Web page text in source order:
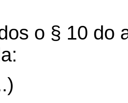
o § 10 do